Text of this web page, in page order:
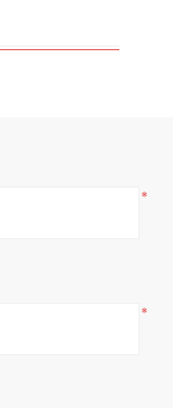
*
*